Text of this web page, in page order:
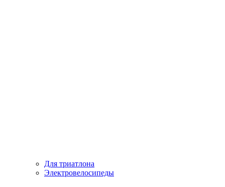
Для триатлона
Электровелосипеды